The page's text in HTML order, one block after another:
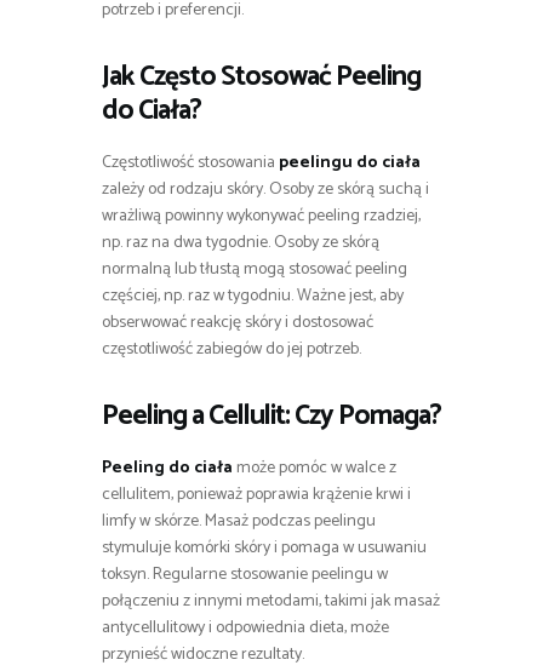
potrzeb i preferencji.
Jak Często Stosować Peeling
do Ciała?
Częstotliwość stosowania peelingu do ciała
zależy od rodzaju skóry. Osoby ze skórą suchą i
wrażliwą powinny wykonywać peeling rzadziej,
np. raz na dwa tygodnie. Osoby ze skórą
normalną lub tłustą mogą stosować peeling
częściej, np. raz w tygodniu. Ważne jest, aby
obserwować reakcję skóry i dostosować
częstotliwość zabiegów do jej potrzeb.
Peeling a Cellulit: Czy Pomaga?
Peeling do ciała może pomóc w walce z
cellulitem, ponieważ poprawia krążenie krwi i
limfy w skórze. Masaż podczas peelingu
stymuluje komórki skóry i pomaga w usuwaniu
toksyn. Regularne stosowanie peelingu w
połączeniu z innymi metodami, takimi jak masaż
antycellulitowy i odpowiednia dieta, może
przynieść widoczne rezultaty.